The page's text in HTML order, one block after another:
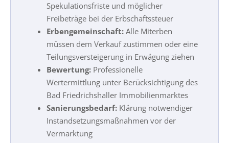
Spekulationsfriste und möglicher
Freibeträge bei der Erbschaftssteuer
Erbengemeinschaft: Alle Miterben
müssen dem Verkauf zustimmen oder eine
Teilungsversteigerung in Erwägung ziehen
Bewertung: Professionelle
Wertermittlung unter Berücksichtigung des
Bad Friedrichshaller Immobilienmarktes
Sanierungsbedarf: Klärung notwendiger
Instandsetzungsmaßnahmen vor der
Vermarktung